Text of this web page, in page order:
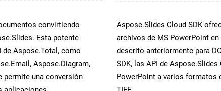
convirtiendo
Esta potente
Aspose.Total, como
Aspose.Diagram,
permite una conversión
Aspose.Slides Cloud SDK
archivos de MS PowerPoint
descrito anteriormente para
SDK, las API de
PowerPoint a varios formatos